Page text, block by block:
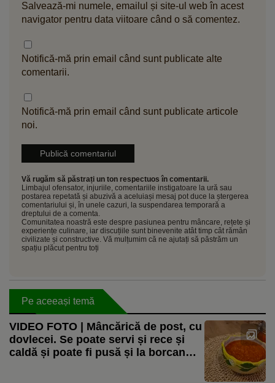
Salvează-mi numele, emailul și site-ul web în acest
navigator pentru data viitoare când o să comentez.
Notifică-mă prin email când sunt publicate alte
comentarii.
Notifică-mă prin email când sunt publicate articole
noi.
Vă rugăm să păstrați un ton respectuos în comentarii.
Limbajul ofensator, injuriile, comentariile instigatoare la ură sau
postarea repetată și abuzivă a aceluiași mesaj pot duce la ștergerea
comentariului și, în unele cazuri, la suspendarea temporară a
dreptului de a comenta.
Comunitatea noastră este despre pasiunea pentru mâncare, rețete și
experiențe culinare, iar discuțiile sunt binevenite atât timp cât rămân
civilizate și constructive. Vă mulțumim că ne ajutați să păstrăm un
spațiu plăcut pentru toți
Pe aceeași temă
VIDEO FOTO | Mâncărică de post, cu
dovlecei. Se poate servi și rece și
caldă și poate fi pusă și la borcan